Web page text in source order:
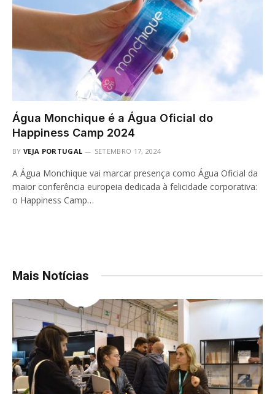
Água Monchique é a Água Oficial do
Happiness Camp 2024
BY VEJA PORTUGAL SETEMBRO 17, 2024
A Água Monchique vai marcar presença como Água Oficial da
maior conferência europeia dedicada à felicidade corporativa:
o Happiness Camp…
Mais Notícias